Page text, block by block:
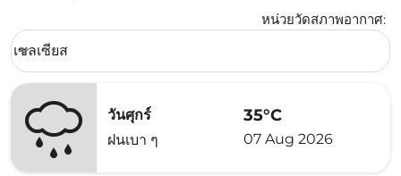
หน่วยวัดสภาพอากาศ:
Weather unit option เซลเซียส Selected
เซลเซียส
keyboard_arrow_down
วันศุกร์
ฝนเบา ๆ
35°C
07 Aug 2026